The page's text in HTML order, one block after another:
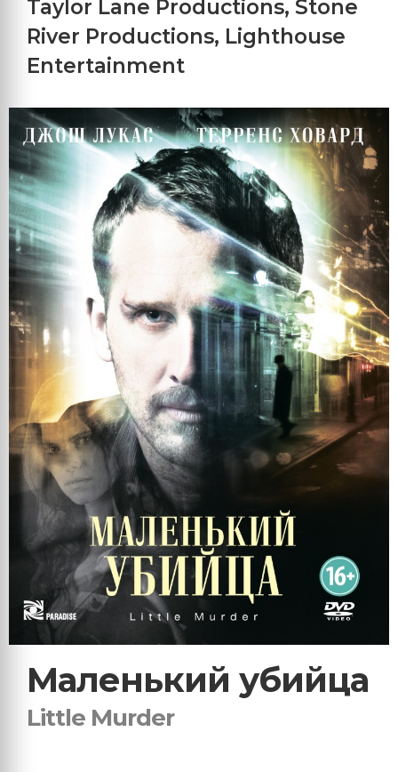
Taylor Lane Productions, Stone
River Productions, Lighthouse
Entertainment
Маленький убийца
Little Murder